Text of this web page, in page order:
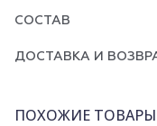
СОСТАВ
ДОСТАВКА И
ПОХОЖИЕ ТОВАРЫ